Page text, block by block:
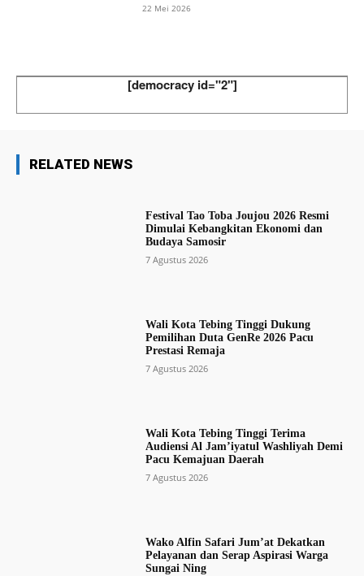
22 Mei 2026
[democracy id="2"]
RELATED NEWS
Festival Tao Toba Joujou 2026 Resmi
Dimulai Kebangkitan Ekonomi dan
Budaya Samosir
7 Agustus 2026
Wali Kota Tebing Tinggi Dukung
Pemilihan Duta GenRe 2026 Pacu
Prestasi Remaja
7 Agustus 2026
Wali Kota Tebing Tinggi Terima
Audiensi Al Jam’iyatul Washliyah Demi
Pacu Kemajuan Daerah
7 Agustus 2026
Wako Alfin Safari Jum’at Dekatkan
Pelayanan dan Serap Aspirasi Warga
Sungai Ning